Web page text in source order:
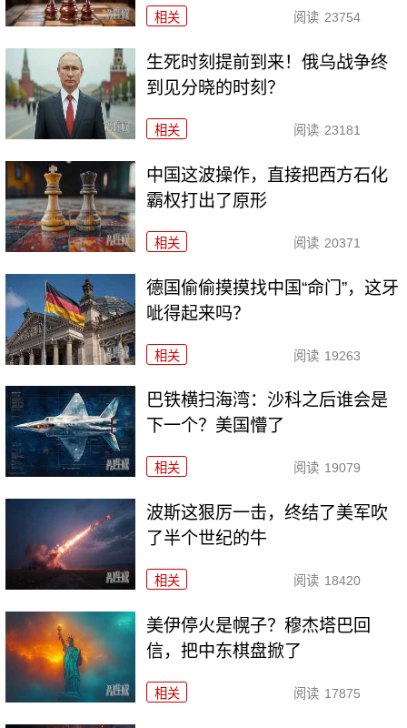
相关 阅读 23754
生死时刻提前到来！俄乌战争终
到见分晓的时刻？
相关 阅读 23181
中国这波操作，直接把西方石化
霸权打出了原形
相关 阅读 20371
德国偷偷摸摸找中国“命门”，这牙
呲得起来吗？
相关 阅读 19263
巴铁横扫海湾：沙科之后谁会是
下一个？美国懵了
相关 阅读 19079
波斯这狠厉一击，终结了美军吹
了半个世纪的牛
相关 阅读 18420
美伊停火是幌子？穆杰塔巴回
信，把中东棋盘掀了
相关 阅读 17875